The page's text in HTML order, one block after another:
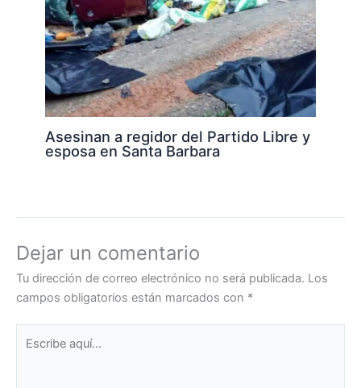
Asesinan a regidor del Partido Libre y
esposa en Santa Barbara
Dejar un comentario
Tu dirección de correo electrónico no será publicada. Los
campos obligatorios están marcados con *